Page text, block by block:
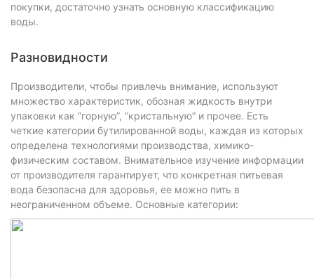
покупки, достаточно узнать основную классификацию
воды.
Разновидности
Производители, чтобы привлечь внимание, используют
множество характеристик, обозная жидкость внутри
упаковки как “горную”, “кристальную” и прочее. Есть
четкие категории бутилированной воды, каждая из которых
определена технологиями производства, химико-
физическим составом. Внимательное изучение информации
от производителя гарантирует, что конкретная питьевая
вода безопасна для здоровья, ее можно пить в
неограниченном объеме. Основные категории: